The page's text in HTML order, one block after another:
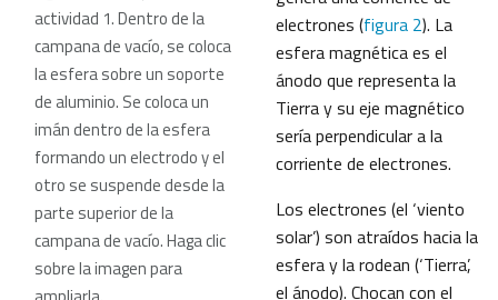
actividad 1. Dentro de la
campana de vacío, se coloca
la esfera sobre un soporte
de aluminio. Se coloca un
imán dentro de la esfera
formando un electrodo y el
otro se suspende desde la
parte superior de la
campana de vacío. Haga clic
sobre la imagen para
electrones (figura 2). La
esfera magnética es el
ánodo que representa la
Tierra y su eje magnético
sería perpendicular a la
corriente de electrones.
Los electrones (el ‘viento
solar’) son atraídos hacia la
esfera y la rodean (‘Tierra’,
el ánodo). Chocan con el